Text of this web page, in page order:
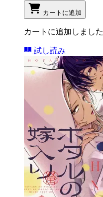
カートに追加
カートに追加しました
試し読み